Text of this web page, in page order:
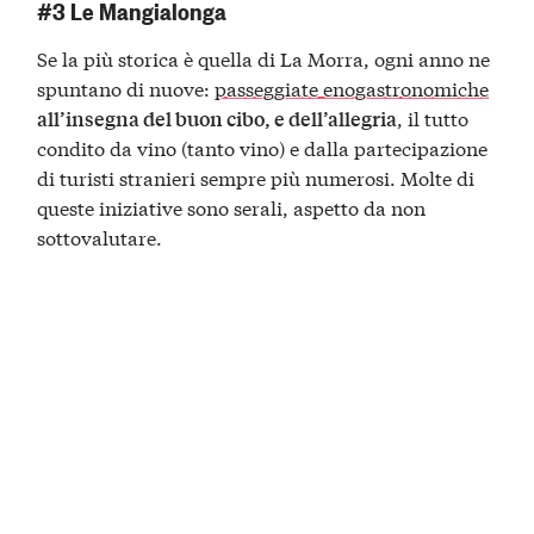
#3 Le Mangialonga
Se la più storica è quella di La Morra, ogni anno ne
spuntano di nuove:passeggiate enogastronomiche
all’insegna del buon cibo, e dell’allegria, il tutto
condito da vino (tanto vino) e dalla partecipazione
di turisti stranieri sempre più numerosi. Molte di
queste iniziative sono serali, aspetto da non
sottovalutare.